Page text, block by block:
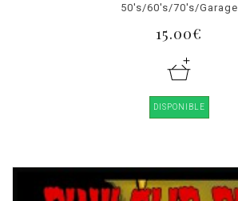
50's/60's/70's/Garage
15.00€
DISPONIBLE